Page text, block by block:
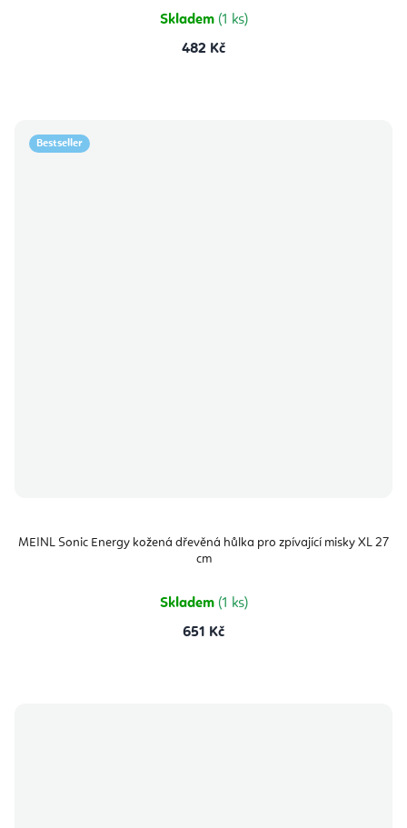
Skladem (1 ks)
482 Kč
Bestseller
MEINL Sonic Energy kožená dřevěná hůlka pro zpívající misky XL 27
cm
Skladem (1 ks)
651 Kč